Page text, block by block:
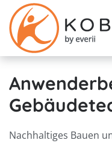
Nachhaltiges Bauen